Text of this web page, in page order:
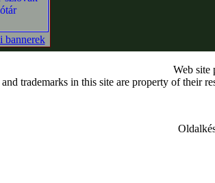
bannerek
Web site
trademarks in this site are property of their